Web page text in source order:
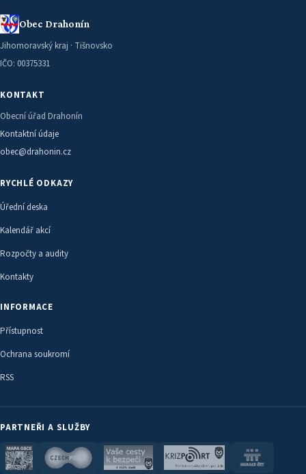
Obec Drahonín
Jihomoravský kraj · Tišnovsko
IČO: 00375331
KONTAKT
Obecní úřad Drahonín
Kontaktní údaje
obec@drahonin.cz
RYCHLÉ ODKAZY
Úřední deska
Kalendář akcí
Rozpočty a audity
Kontakty
INFORMACE
Přístupnost
Ochrana soukromí
RSS
PARTNEŘI A SLUŽBY